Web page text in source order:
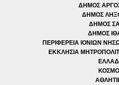
ΔΗΜΟΣ
ΔΗΜΟΣ
ΔΗΜΟΣ
ΔΗΜΟΣ
ΠΕΡΙΦΕΡΕΙΑ ΙΟΝΙΩΝ
ΕΚΚΛΗΣΙΑ